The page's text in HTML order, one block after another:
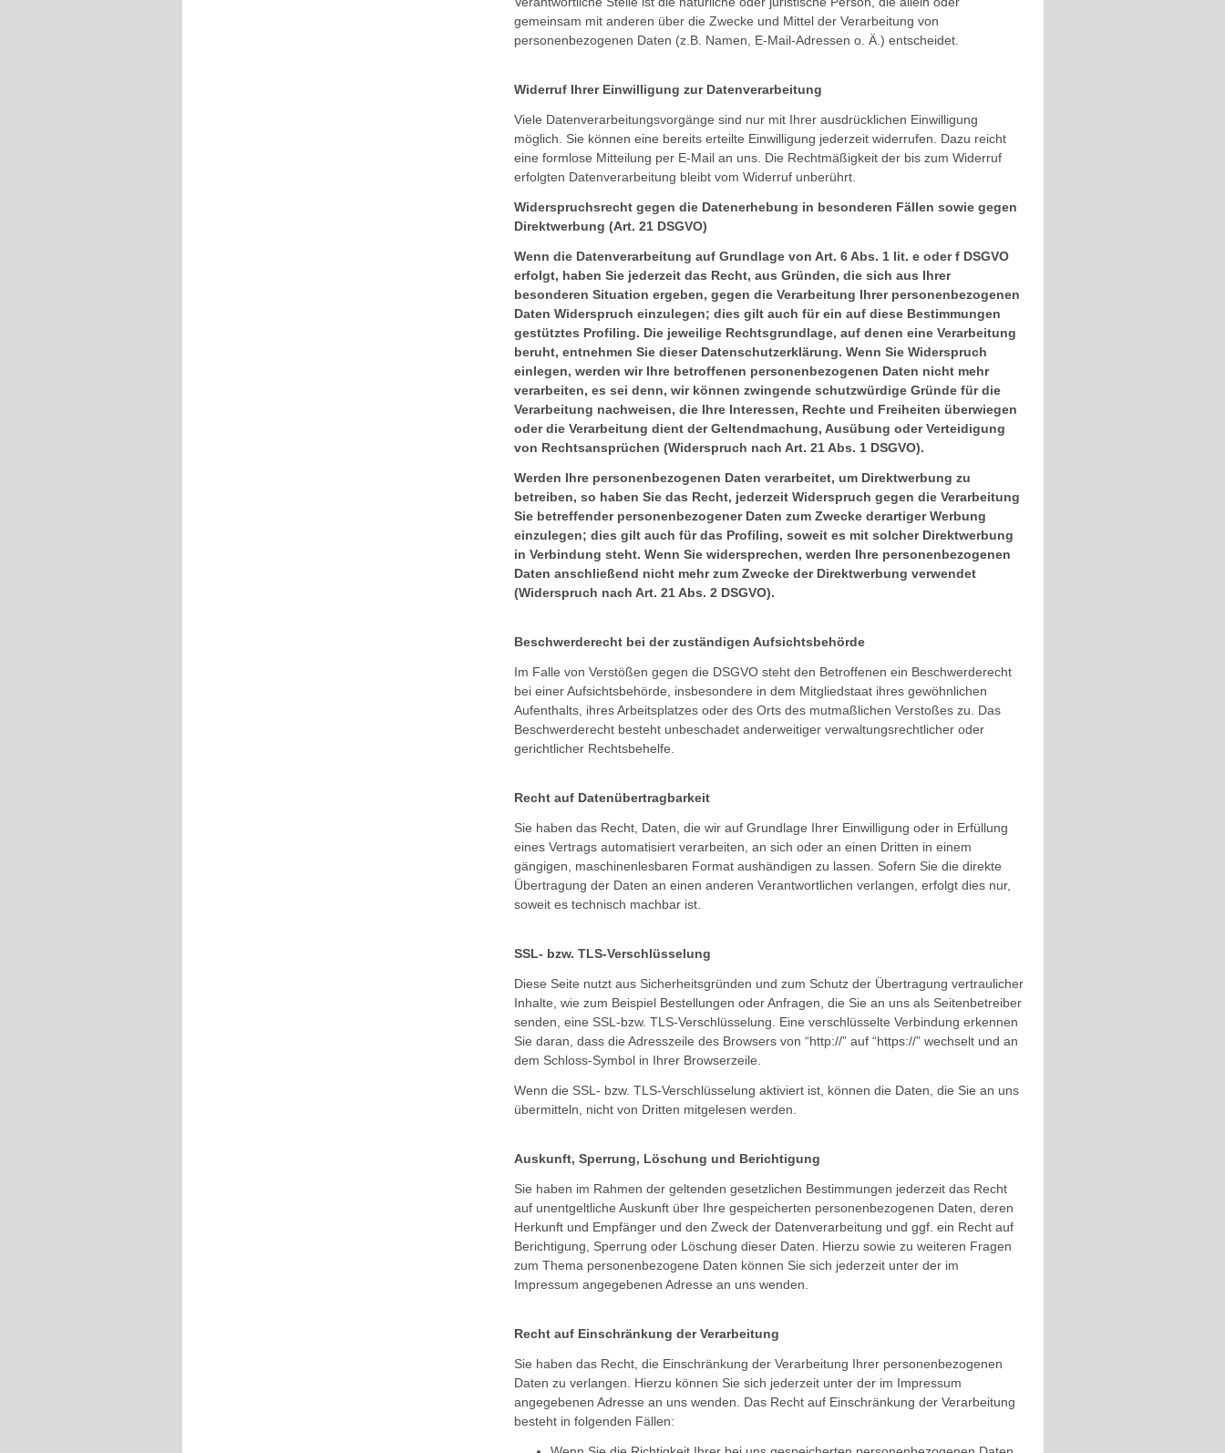
gemeinsam mit anderen über die Zwecke und Mittel der Verarbeitung von
personenbezogenen Daten (z.B. Namen, E-Mail-Adressen o. Ä.) entscheidet.
Widerruf Ihrer Einwilligung zur Datenverarbeitung
Viele Datenverarbeitungsvorgänge sind nur mit Ihrer ausdrücklichen Einwilligung
möglich. Sie können eine bereits erteilte Einwilligung jederzeit widerrufen. Dazu reicht
eine formlose Mitteilung per E-Mail an uns. Die Rechtmäßigkeit der bis zum Widerruf
erfolgten Datenverarbeitung bleibt vom Widerruf unberührt.
Widerspruchsrecht gegen die Datenerhebung in besonderen Fällen sowie gegen
Direktwerbung (Art. 21 DSGVO)
Wenn die Datenverarbeitung auf Grundlage von Art. 6 Abs. 1 lit. e oder f DSGVO
erfolgt, haben Sie jederzeit das Recht, aus Gründen, die sich aus Ihrer
besonderen Situation ergeben, gegen die Verarbeitung Ihrer personenbezogenen
Daten Widerspruch einzulegen; dies gilt auch für ein auf diese Bestimmungen
gestütztes Profiling. Die jeweilige Rechtsgrundlage, auf denen eine Verarbeitung
beruht, entnehmen Sie dieser Datenschutzerklärung. Wenn Sie Widerspruch
einlegen, werden wir Ihre betroffenen personenbezogenen Daten nicht mehr
verarbeiten, es sei denn, wir können zwingende schutzwürdige Gründe für die
Verarbeitung nachweisen, die Ihre Interessen, Rechte und Freiheiten überwiegen
oder die Verarbeitung dient der Geltendmachung, Ausübung oder Verteidigung
von Rechtsansprüchen (Widerspruch nach Art. 21 Abs. 1 DSGVO).
Werden Ihre personenbezogenen Daten verarbeitet, um Direktwerbung zu
betreiben, so haben Sie das Recht, jederzeit Widerspruch gegen die Verarbeitung
Sie betreffender personenbezogener Daten zum Zwecke derartiger Werbung
einzulegen; dies gilt auch für das Profiling, soweit es mit solcher Direktwerbung
in Verbindung steht. Wenn Sie widersprechen, werden Ihre personenbezogenen
Daten anschließend nicht mehr zum Zwecke der Direktwerbung verwendet
(Widerspruch nach Art. 21 Abs. 2 DSGVO).
Beschwerderecht bei der zuständigen Aufsichtsbehörde
Im Falle von Verstößen gegen die DSGVO steht den Betroffenen ein Beschwerderecht
bei einer Aufsichtsbehörde, insbesondere in dem Mitgliedstaat ihres gewöhnlichen
Aufenthalts, ihres Arbeitsplatzes oder des Orts des mutmaßlichen Verstoßes zu. Das
Beschwerderecht besteht unbeschadet anderweitiger verwaltungsrechtlicher oder
gerichtlicher Rechtsbehelfe.
Recht auf Datenübertragbarkeit
Sie haben das Recht, Daten, die wir auf Grundlage Ihrer Einwilligung oder in Erfüllung
eines Vertrags automatisiert verarbeiten, an sich oder an einen Dritten in einem
gängigen, maschinenlesbaren Format aushändigen zu lassen. Sofern Sie die direkte
Übertragung der Daten an einen anderen Verantwortlichen verlangen, erfolgt dies nur,
soweit es technisch machbar ist.
SSL- bzw. TLS-Verschlüsselung
Diese Seite nutzt aus Sicherheitsgründen und zum Schutz der Übertragung vertraulicher
Inhalte, wie zum Beispiel Bestellungen oder Anfragen, die Sie an uns als Seitenbetreiber
senden, eine SSL-bzw. TLS-Verschlüsselung. Eine verschlüsselte Verbindung erkennen
Sie daran, dass die Adresszeile des Browsers von “http://” auf “https://” wechselt und an
dem Schloss-Symbol in Ihrer Browserzeile.
Wenn die SSL- bzw. TLS-Verschlüsselung aktiviert ist, können die Daten, die Sie an uns
übermitteln, nicht von Dritten mitgelesen werden.
Auskunft, Sperrung, Löschung und Berichtigung
Sie haben im Rahmen der geltenden gesetzlichen Bestimmungen jederzeit das Recht
auf unentgeltliche Auskunft über Ihre gespeicherten personenbezogenen Daten, deren
Herkunft und Empfänger und den Zweck der Datenverarbeitung und ggf. ein Recht auf
Berichtigung, Sperrung oder Löschung dieser Daten. Hierzu sowie zu weiteren Fragen
zum Thema personenbezogene Daten können Sie sich jederzeit unter der im
Impressum angegebenen Adresse an uns wenden.
Recht auf Einschränkung der Verarbeitung
Sie haben das Recht, die Einschränkung der Verarbeitung Ihrer personenbezogenen
Daten zu verlangen. Hierzu können Sie sich jederzeit unter der im Impressum
angegebenen Adresse an uns wenden. Das Recht auf Einschränkung der Verarbeitung
besteht in folgenden Fällen: